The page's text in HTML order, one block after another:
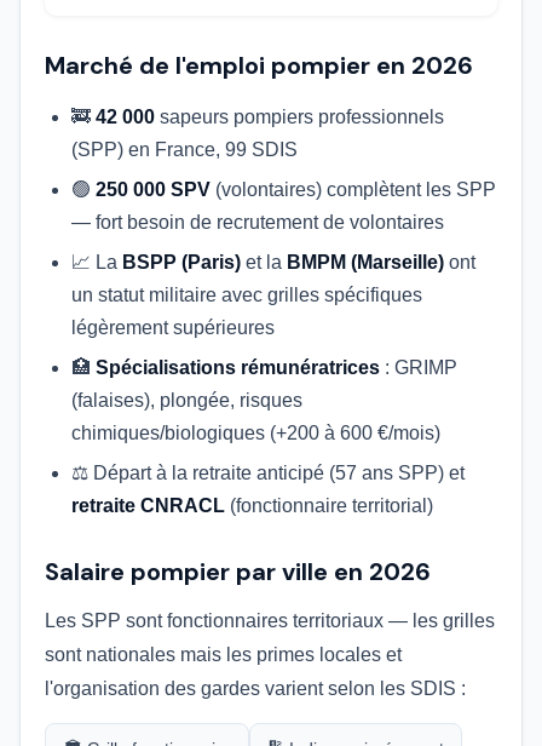
Marché de l'emploi pompier en 2026
🚒 42 000 sapeurs pompiers professionnels
(SPP) en France, 99 SDIS
🟢 250 000 SPV (volontaires) complètent les SPP
— fort besoin de recrutement de volontaires
📈 La BSPP (Paris) et la BMPM (Marseille) ont
un statut militaire avec grilles spécifiques
légèrement supérieures
🏥 Spécialisations rémunératrices : GRIMP
(falaises), plongée, risques
chimiques/biologiques (+200 à 600 €/mois)
⚖️ Départ à la retraite anticipé (57 ans SPP) et
retraite CNRACL (fonctionnaire territorial)
Salaire pompier par ville en 2026
Les SPP sont fonctionnaires territoriaux — les grilles
sont nationales mais les primes locales et
l'organisation des gardes varient selon les SDIS :